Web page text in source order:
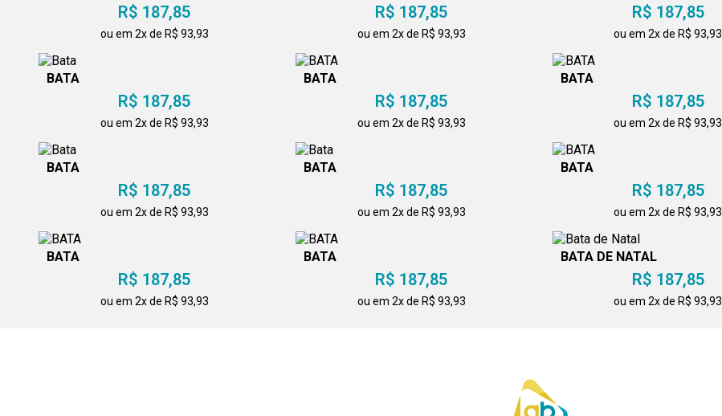
R$ 187,85
ou em 2x de R$ 93,93
R$ 187,85
ou em 2x de R$ 93,93
R$ 187,85
ou em 2x de R$ 93,93
BATA
R$ 187,85
ou em 2x de R$ 93,93
BATA
R$ 187,85
ou em 2x de R$ 93,93
BATA
R$ 187,85
ou em 2x de R$ 93,93
BATA
R$ 187,85
ou em 2x de R$ 93,93
BATA
R$ 187,85
ou em 2x de R$ 93,93
BATA
R$ 187,85
ou em 2x de R$ 93,93
BATA
R$ 187,85
ou em 2x de R$ 93,93
BATA
R$ 187,85
ou em 2x de R$ 93,93
BATA DE NATAL
R$ 187,85
ou em 2x de R$ 93,93